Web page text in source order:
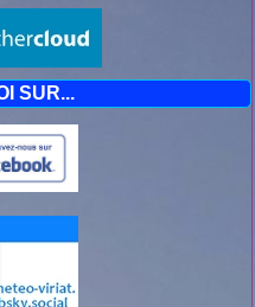
SUR...
Toutefois à l'époque il
le 30 décembre.
8 janvier pour trouver
de même.
sera donc parmi les plus
les plus douces! Pour la
de nouveau annoncée.
final...
reportage sur cet épisode de
diaporama.php?